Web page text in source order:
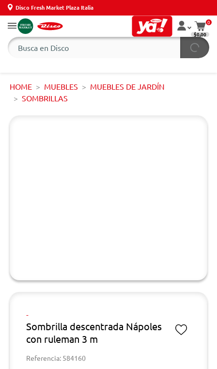
Disco Fresh Market Plaza Italia
0
$0,00
HOME MUEBLES
MUEBLES DE JARDÍN
SOMBRILLAS
-
Sombrilla descentrada Nápoles
con ruleman 3 m
Referencia: 584160